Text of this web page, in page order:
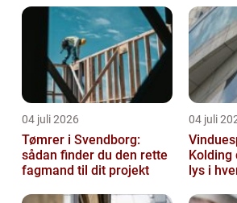
doneres eller bortskaffes.
04 juli 2026
Tømrer i Svendborg:
sådan finder du den rette
fagmand til dit projekt
04 juli
Kolding
lys i